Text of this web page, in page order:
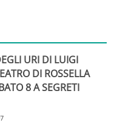
URI DI LUIGI
DI ROSSELLA
8 A SEGRETI